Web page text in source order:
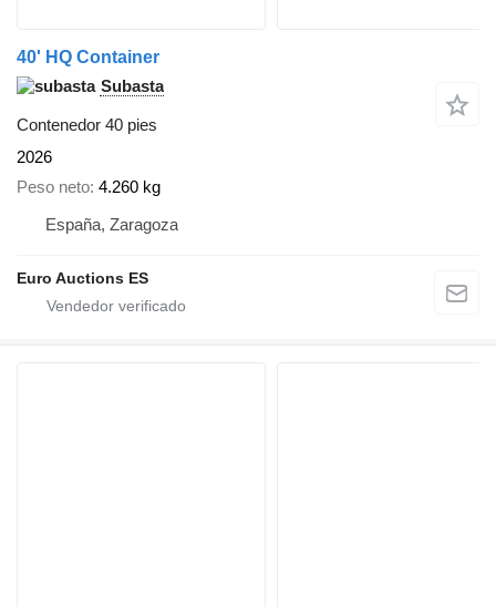
40' HQ Container
Subasta
Contenedor 40 pies
2026
Peso neto 4.260 kg
España, Zaragoza
Euro Auctions ES